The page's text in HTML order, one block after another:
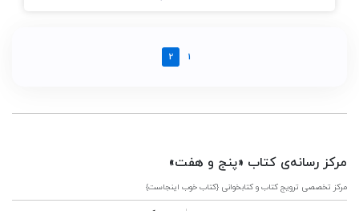
1
2
مرکز رسانه‌ی کتاب «پنج و هفت»
مرکز تخصصی ترویج کتاب و کتابخوانی {کتاب خوب اینجاست}